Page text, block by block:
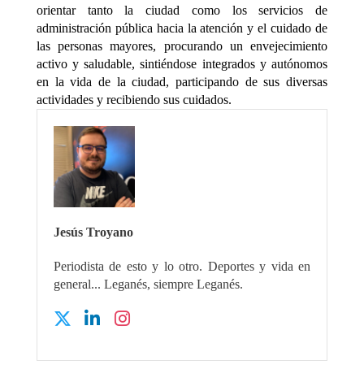
orientar tanto la ciudad como los servicios de
administración pública hacia la atención y el cuidado de
las personas mayores, procurando un envejecimiento
activo y saludable, sintiéndose integrados y autónomos
en la vida de la ciudad, participando de sus diversas
actividades y recibiendo sus cuidados.
Jesús Troyano
Periodista de esto y lo otro. Deportes y vida en
general... Leganés, siempre Leganés.